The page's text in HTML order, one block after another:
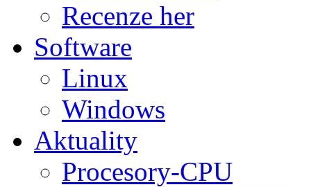
Recenze her
Software
Linux
Windows
Aktuality
Procesory-CPU